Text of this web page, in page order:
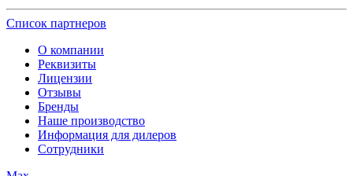
Список партнеров
О компании
Реквизиты
Лицензии
Отзывы
Бренды
Наше производство
Информация для дилеров
Сотрудники